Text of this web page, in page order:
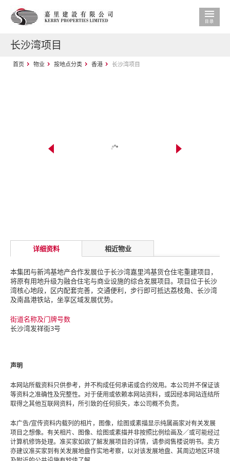
长沙湾项目
首页 物业 按地点分类 香港 长沙湾项目
详细资料 相近物业
本集团与新鸿基地产合作发展位于长沙湾嘉里鸿基货仓住宅重建项目，
将原有用地升级为融合住宅与商业设施的综合发展项目。项目位于长沙
湾核心地段，区内配套完善，交通便利，步行即可抵达荔枝角、长沙湾
及南昌港铁站，坐享区域发展优势。
街道名称及门牌号数
长沙湾发祥街3号
声明
本网站所载资料只供参考，并不构成任何承诺或合约效用。本公司并不保证该
等资料之准确性及完整性。对于使用或依赖本网站资料，或因经本网站连结所
取得之其他互联网资料，所引致的任何损失，本公司概不负责。
本广告/宣传资料内载列的相片，图像，绘图或素描显示纯属画家对有关发展
项目之想像。有关相片、图像、绘图或素描并非按照比例绘画及／或可能经过
计算机修饰处理。准买家如欲了解发展项目的详情，请参阅售楼说明书。卖方
亦建议准买家到有关发展地盘作实地考察，以对该发展地盘、其周边地区环境